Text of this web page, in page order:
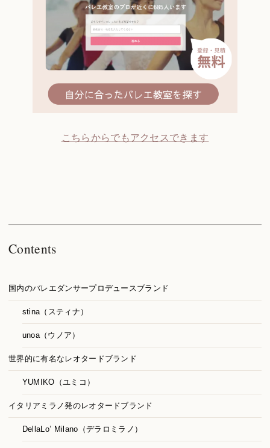
こちらからでもアクセスできます
Contents
国内のバレエダンサープロデュースブランド
stina（スティナ）
unoa（ウノア）
世界的に有名なレオタードブランド
YUMIKO（ユミコ）
イタリアミラノ発のレオタードブランド
DellaLo’ Milano（デラロミラノ）